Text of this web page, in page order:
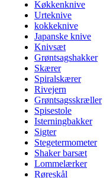
Køkkenknive
Urteknive
kokkeknive
Japanske knive
Knivsæt
Grøntsagshakker
Skærer
Spiralskærer
Rivejern
Grøntsagsskræller
Spisestole
Isterningbakker
Sigter
Stegetermometer
Shaker barsæt
Lommelærker
Røreskål